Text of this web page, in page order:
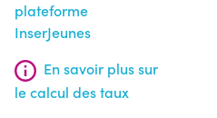
plateforme
InserJeunes
En savoir plus sur
le calcul des taux